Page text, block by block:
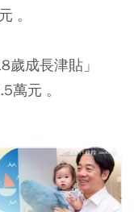
。
成長津貼」
萬元 。